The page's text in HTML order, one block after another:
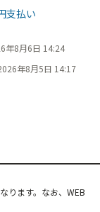
支払い
年8月6日 14:24
年8月5日 14:17
ります。なお、WEB